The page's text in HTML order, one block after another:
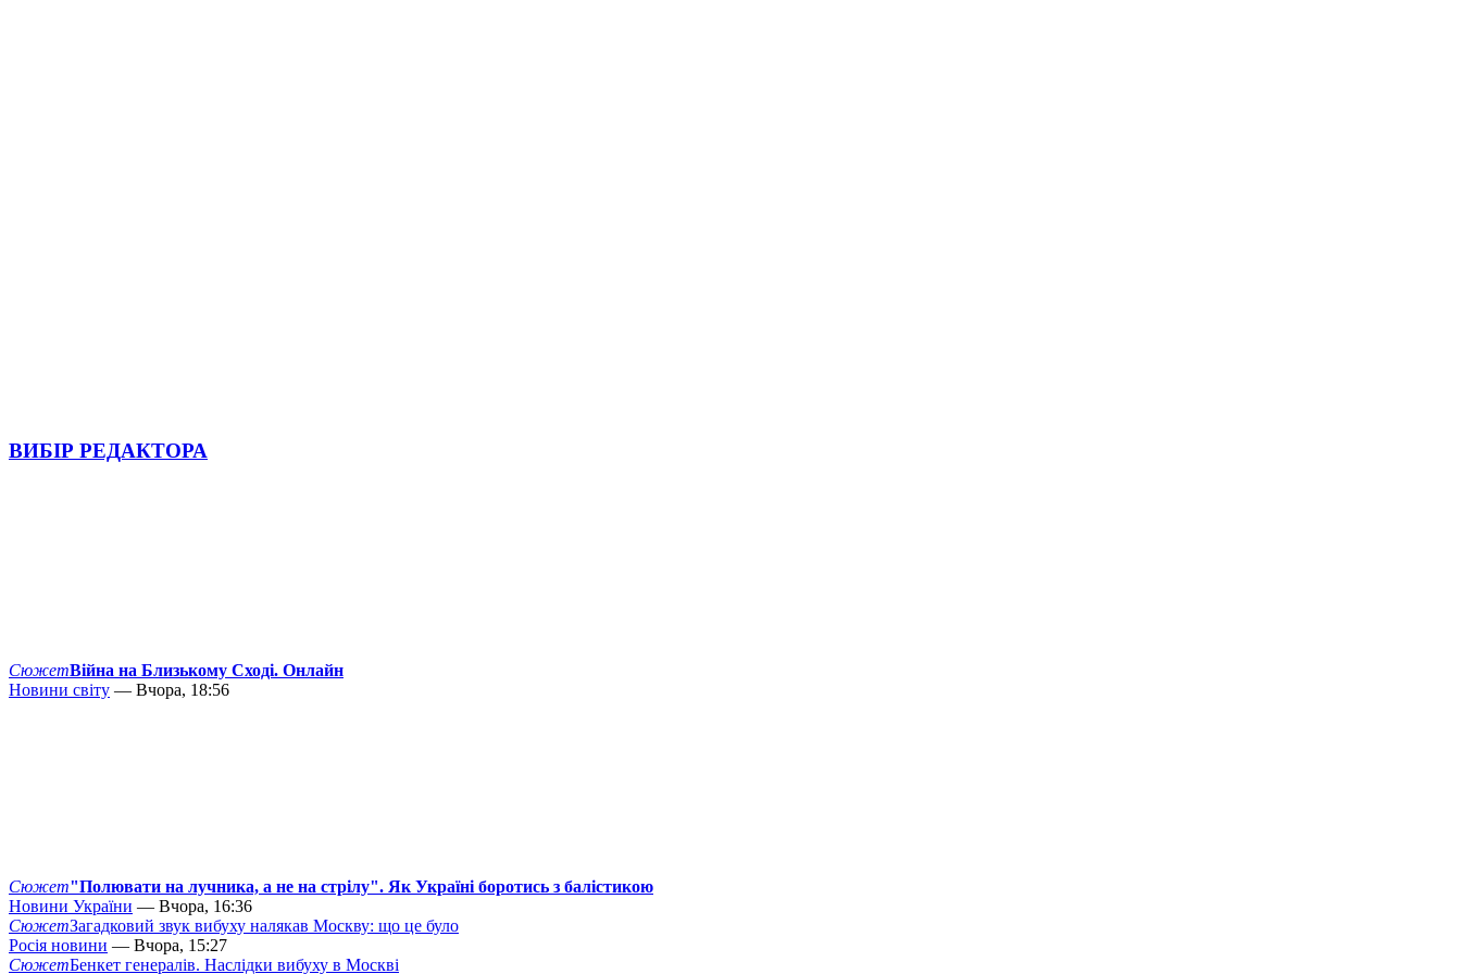
ВИБІР РЕДАКТОРА
СюжетВійна на Близькому Сході. Онлайн
Новини світу — Вчора, 18:56
Сюжет"Полювати на лучника, а не на стрілу". Як Україні боротись з балістикою
Новини України — Вчора, 16:36
СюжетЗагадковий звук вибуху налякав Москву: що це було
Росія новини — Вчора, 15:27
СюжетБенкет генералів. Наслідки вибуху в Москві